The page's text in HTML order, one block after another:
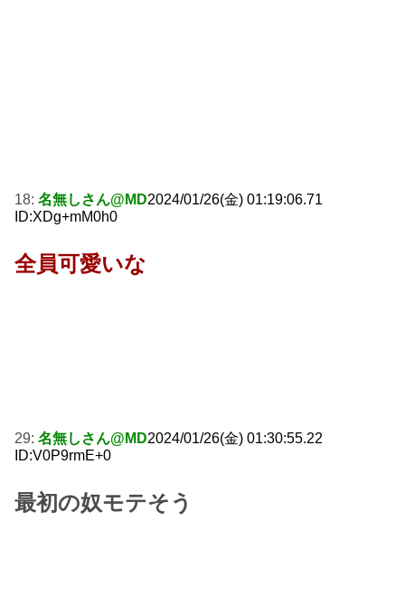
18: 名無しさん@MD2024/01/26(金) 01:19:06.71
ID:XDg+mM0h0
全員可愛いな
29: 名無しさん@MD2024/01/26(金) 01:30:55.22
ID:V0P9rmE+0
最初の奴モテそう